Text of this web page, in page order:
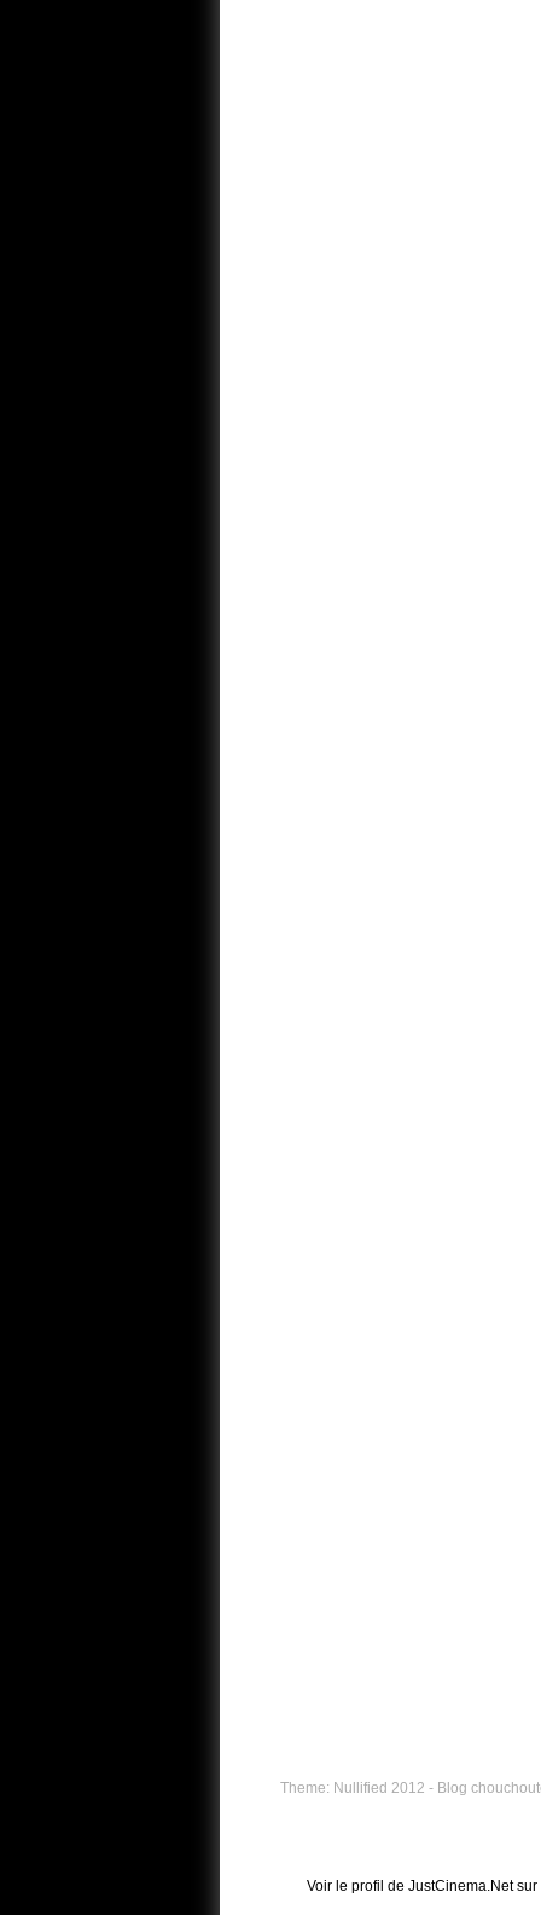
Theme: Nullified 2012 - Blog
Voir le profil de JustCinema.Netsur